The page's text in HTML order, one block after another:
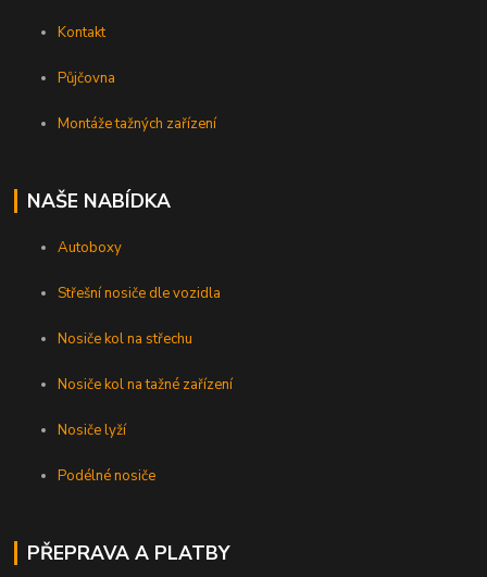
Kontakt
Půjčovna
Montáže tažných zařízení
NAŠE NABÍDKA
Autoboxy
Střešní nosiče dle vozidla
Nosiče kol na střechu
Nosiče kol na tažné zařízení
Nosiče lyží
Podélné nosiče
PŘEPRAVA A PLATBY